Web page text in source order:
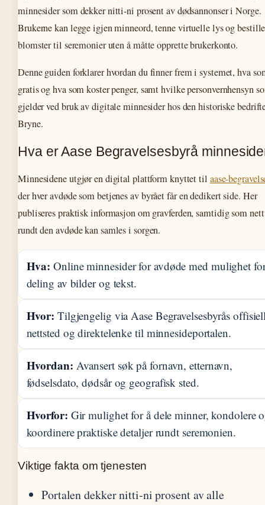
minnesider som dekker nitti-ni prosent av dødsannonser i Norge.
Brukerne kan legge igjen minneord, tenne virtuelle lys og bestille
blomster til seremonier uten å måtte opprette brukerkonto.
Denne guiden forklarer hvordan du finner frem i systemet, hva
gratis og hva som koster penger, samt hvilke personvernhensyn
gjelder ved bruk av digitale minnesider hos den historiske
Bryne.
Hva er Aase Begravelsesbyrå
Minnesidene utgjør en digital plattform knyttet til aase-
der hver avdøde som betjenes av byrået får en dedikert side. Her
publiseres praktisk informasjon om gravferden, samtidig som
rundt den avdøde kan samles i sorgen.
Hva: Online minnesider for avdøde med mulighet
deling av bilder og tekst.
Hvor: Tilgjengelig via Aase Begravelsesbyrås
nettsted og direktelenke til minnesideportalen.
Hvordan: Avansert søk på fornavn, etternavn,
fødselsdato, dødsår og geografisk sted.
Hvorfor: Gir mulighet for å dele minner, kondolere
koordinere praktiske detaljer rundt seremonien.
Viktige fakta om tjenesten
Portalen dekker nitti-ni prosent av alle